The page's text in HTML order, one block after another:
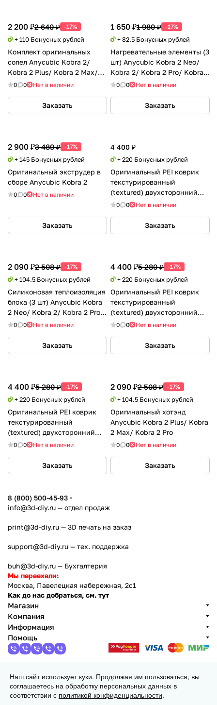
2 200 ₽2 640 ₽ -17%
+ 110 Бонусных рублей
Комплект оригинальных
сопел Anycubic Kobra 2/
Kobra 2 Plus/ Kobra 2 Max/
Kobra 2 Pro/ Kobra 2 Neo
0 0 Нет в наличии
Заказать
1 650 ₽1 980 ₽ -17%
+ 82.5 Бонусных рублей
Нагревательные элементы (3
шт) Anycubic Kobra 2 Neo/
Kobra 2/ Kobra 2 Pro/ Kobra 2
Plus/ Kobra 2 Max
0 0 Нет в наличии
Заказать
2 900 ₽3 480 ₽ -17%
+ 145 Бонусных рублей
Оригинальный экструдер в
сборе Anycubic Kobra 2
0 0 Нет в наличии
Заказать
4 400 ₽
+ 220 Бонусных рублей
Оригинальный PEI коврик
текстурированный
(textured) двухсторонний
Anycubic Kobra 2 Neo
0 0 Нет в наличии
Заказать
2 090 ₽2 508 ₽ -17%
+ 104.5 Бонусных рублей
Силиконовая теплоизоляция
блока (3 шт) Anycubic Kobra
2 Neo/ Kobra 2/ Kobra 2 Pro/
Kobra 2 Plus
0 0 Нет в наличии
Заказать
4 400 ₽5 280 ₽ -17%
+ 220 Бонусных рублей
Оригинальный PEI коврик
текстурированный
(textured) двухсторонний
Anycubic Kobra 2 Max
0 0 Нет в наличии
Заказать
4 400 ₽5 280 ₽ -17%
+ 220 Бонусных рублей
Оригинальный PEI коврик
текстурированный
(textured) двухсторонний
Anycubic Kobra 2 Plus
0 0 Нет в наличии
Заказать
2 090 ₽2 508 ₽ -17%
+ 104.5 Бонусных рублей
Оригинальный хотэнд
Anycubic Kobra 2 Plus/ Kobra
2 Max/ Kobra 2 Pro
0 0 Нет в наличии
Заказать
8 (800) 500-45-93
info@3d-diy.ru — отдел продаж
print@3d-diy.ru — 3D печать на заказ
support@3d-diy.ru — тех. поддержка
buh@3d-diy.ru — Бухгалтерия
Мы переехали:
Москва, Павелецкая набережная, 2с1
Как до нас добраться, см. тут
Магазин
Компания
Информация
Помощь
2013 - 2026 © 3DiY (Тридиай) - интернет-магазин
комплектующих для 3D принтеров, ЧПУ станков и
робототехники
Наш сайт использует куки. Продолжая им пользоваться, вы
соглашаетесь на обработку персональных данных в
соответствии с политикой конфиденциальности.